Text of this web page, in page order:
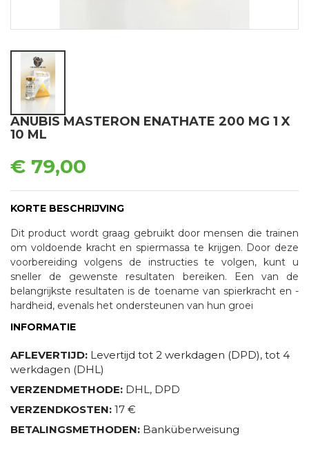
ANUBIS MASTERON ENATHATE 200 MG 1 X
10 ML
€ 79,00
KORTE BESCHRIJVING
Dit product wordt graag gebruikt door mensen die trainen
om voldoende kracht en spiermassa te krijgen. Door deze
voorbereiding volgens de instructies te volgen, kunt u
sneller de gewenste resultaten bereiken. Een van de
belangrijkste resultaten is de toename van spierkracht en -
hardheid, evenals het ondersteunen van hun groei
INFORMATIE
AFLEVERTIJD: Levertijd tot 2 werkdagen (DPD), tot 4
werkdagen (DHL)
VERZENDMETHODE: DHL, DPD
VERZENDKOSTEN: 17 €
BETALINGSMETHODEN: Banküberweisung